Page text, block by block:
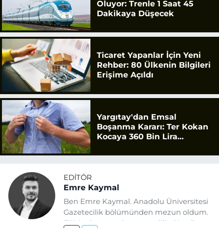
Oluyor: Trenle 1 Saat 45
Dakikaya Düşecek
Ticaret Yapanlar İçin Yeni
Rehber: 80 Ülkenin Bilgileri
Erişime Açıldı
Yargıtay'dan Emsal
Boşanma Kararı: Ter Kokan
Kocaya 360 Bin Lira
EDITÖR
Emre Kaymal
Ben Emre Kaymal. Anadolu Üniversitesi
Gazetecilik bölümünden mezun oldum.
Eğitim hayatım boyunca dijital içerik